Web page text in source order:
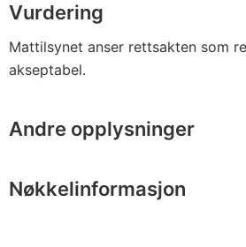
Vurdering
Mattilsynet anser rettsakten som
akseptabel.
Andre opplysninger
Nøkkelinformasjon